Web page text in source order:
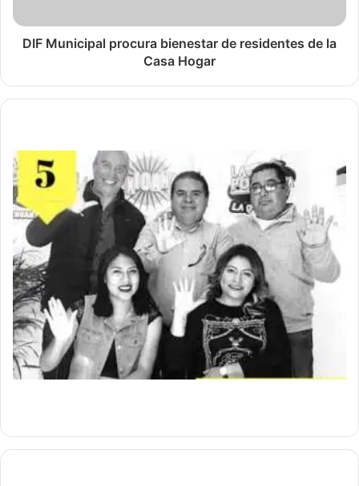
DIF Municipal procura bienestar de residentes de la
Casa Hogar